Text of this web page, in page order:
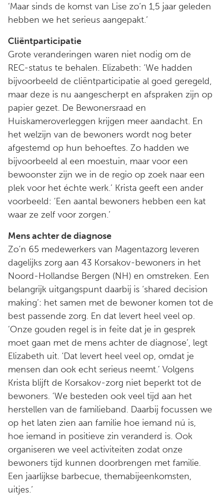
‘Maar sinds de komst van Lise zo’n 1,5 jaar geleden
hebben we het serieus aangepakt.’
Cliëntparticipatie
Grote veranderingen waren niet nodig om de
REC-status te behalen. Elizabeth: ‘We hadden
bijvoorbeeld de cliëntparticipatie al goed geregeld,
maar deze is nu aangescherpt en afspraken zijn op
papier gezet. De Bewonersraad en
Huiskameroverleggen krijgen meer aandacht. En
het welzijn van de bewoners wordt nog beter
afgestemd op hun behoeftes. Zo hadden we
bijvoorbeeld al een moestuin, maar voor een
bewoonster zijn we in de regio op zoek naar een
plek voor het échte werk.’ Krista geeft een ander
voorbeeld: ‘Een aantal bewoners hebben een kat
waar ze zelf voor zorgen.’
Mens achter de diagnose
Zo’n 65 medewerkers van Magentazorg leveren
dagelijks zorg aan 43 Korsakov-bewoners in het
Noord-Hollandse Bergen (NH) en omstreken. Een
belangrijk uitgangspunt daarbij is ‘shared decision
making’: het samen met de bewoner komen tot de
best passende zorg. En dat levert heel veel op.
‘Onze gouden regel is in feite dat je in gesprek
moet gaan met de mens achter de diagnose’, legt
Elizabeth uit. ‘Dat levert heel veel op, omdat je
mensen dan ook echt serieus neemt.’ Volgens
Krista blijft de Korsakov-zorg niet beperkt tot de
bewoners. ‘We besteden ook veel tijd aan het
herstellen van de familieband. Daarbij focussen we
op het laten zien aan familie hoe iemand nú is,
hoe iemand in positieve zin veranderd is. Ook
organiseren we veel activiteiten zodat onze
bewoners tijd kunnen doorbrengen met familie.
Een jaarlijkse barbecue, themabijeenkomsten,
uitjes.’